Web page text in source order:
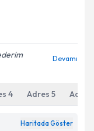
Aydınlatma
belirtilen
Devamı
4 Adres 5 Adres
Haritada Göster